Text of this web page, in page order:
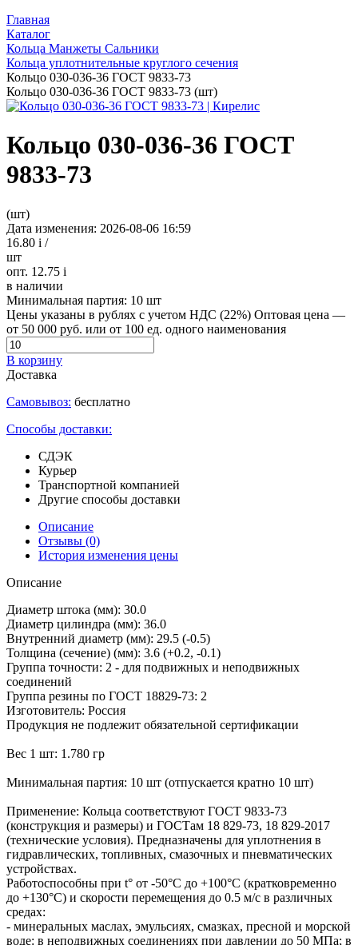
Главная
Каталог
Кольца Манжеты Сальники
Кольца уплотнительные круглого сечения
Кольцо 030-036-36 ГОСТ 9833-73
Кольцо 030-036-36 ГОСТ 9833-73 (шт)
Кольцо 030-036-36 ГОСТ
9833-73
(шт)
Дата изменения: 2026-08-06 16:59
16.80 i /
шт
опт. 12.75 i
в наличии
Минимальная партия: 10 шт
Цены указаны в рублях с учетом НДС (22%) Оптовая цена —
от 50 000 руб. или от 100 ед. одного наименования
В корзину
Доставка
Самовывоз: бесплатно
Способы доставки:
СДЭК
Курьер
Транспортной компанией
Другие способы доставки
Описание
Отзывы (0)
История изменения цены
Описание
Диаметр штока (мм): 30.0
Диаметр цилиндра (мм): 36.0
Внутренний диаметр (мм): 29.5 (-0.5)
Толщина (сечение) (мм): 3.6 (+0.2, -0.1)
Группа точности: 2 - для подвижных и неподвижных
соединений
Группа резины по ГОСТ 18829-73: 2
Изготовитель: Россия
Продукция не подлежит обязательной сертификации
Вес 1 шт: 1.780 гр
Минимальная партия: 10 шт (отпускается кратно 10 шт)
Применение: Кольца соответствуют ГОСТ 9833-73
(конструкция и размеры) и ГОСТам 18 829-73, 18 829-2017
(технические условия). Предназначены для уплотнения в
гидравлических, топливных, смазочных и пневматических
устройствах.
Работоспособны при t° от -50°С до +100°С (кратковременно
до +130°С) и скорости перемещения до 0.5 м/с в различных
средах:
- минеральных маслах, эмульсиях, смазках, пресной и морской
воде: в неподвижных соединениях при давлении до 50 МПа; в